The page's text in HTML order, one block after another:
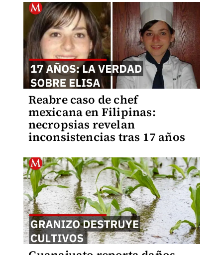
Reabre caso de chef
mexicana en Filipinas:
necropsias revelan
inconsistencias tras 17 años